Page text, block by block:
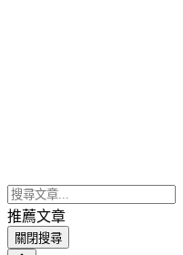
推薦文章
關閉搜尋